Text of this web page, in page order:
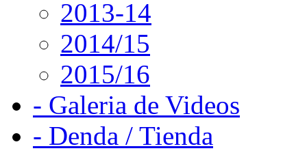
2013-14
2014/15
2015/16
- Galeria de Videos
- Denda / Tienda